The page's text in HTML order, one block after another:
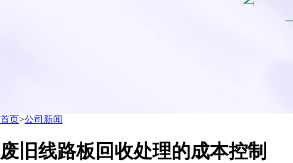
首页>公司新闻
废旧线路板回收处理的成本控制